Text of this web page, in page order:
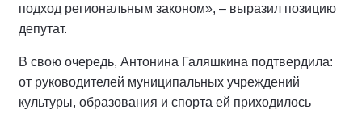
подход региональным законом», – выразил позицию
депутат.
В свою очередь, Антонина Галяшкина подтвердила:
от руководителей муниципальных учреждений
культуры, образования и спорта ей приходилось